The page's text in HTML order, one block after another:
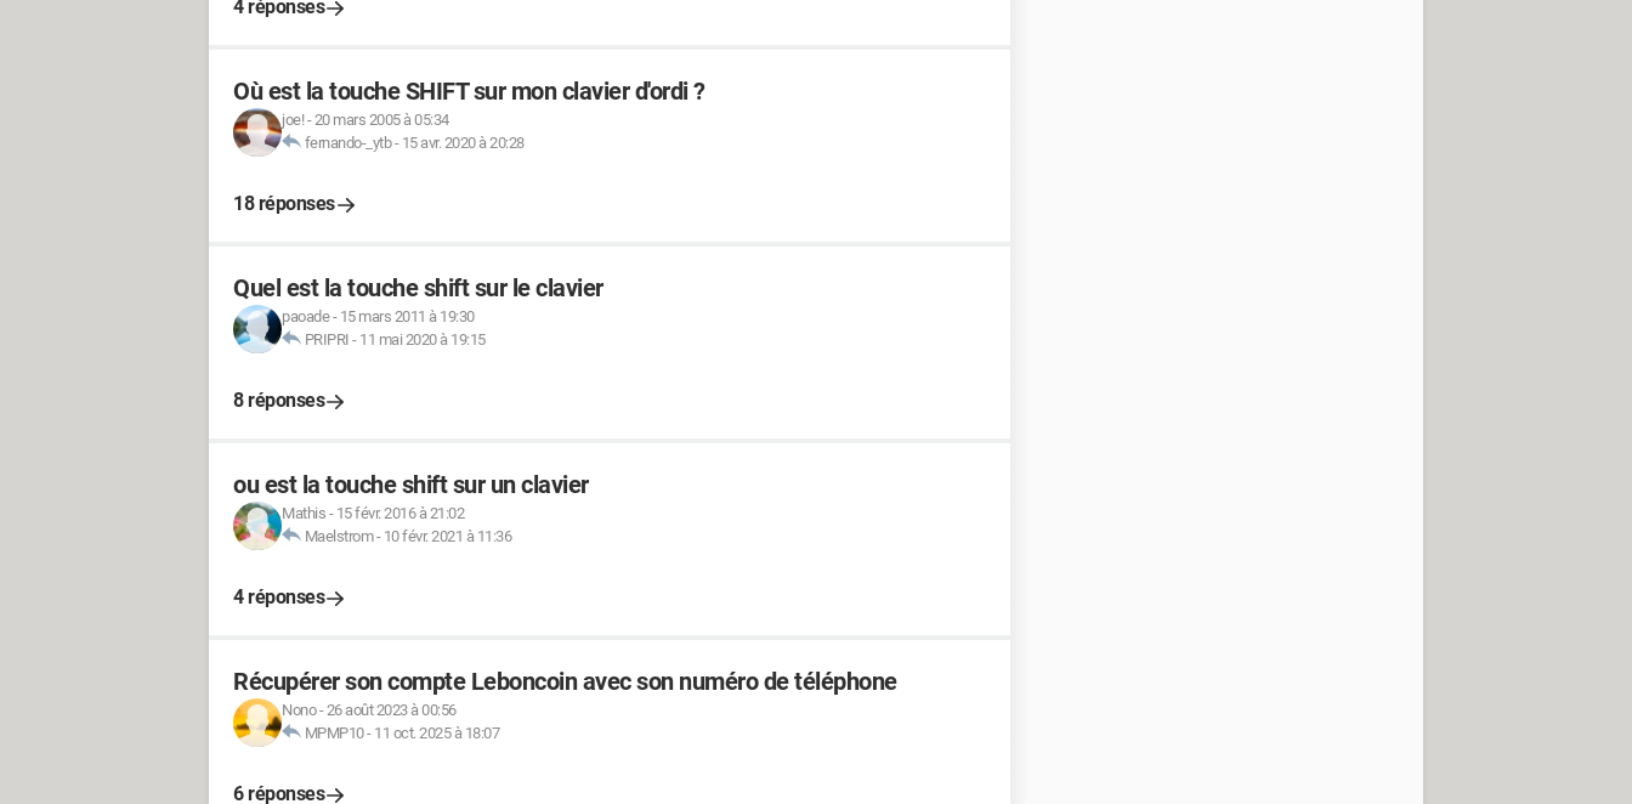
4 réponses
Où est la touche SHIFT sur mon clavier d'ordi ?
joe!-20 mars 2005 à 05:34
fernando-_ytb- 15 avr. 2020 à 20:28
18 réponses
Quel est la touche shift sur le clavier
paoade- 15 mars 2011 à 19:30
PRIPRI - 11 mai 2020 à 19:15
8 réponses
ou est la touche shift sur un clavier
Mathis - 15 févr. 2016 à 21:02
Maelstrom- 10 févr. 2021 à 11:36
4 réponses
Récupérer son compte Leboncoin avec son numéro de téléphone
Nono-26 août 2023 à 00:56
MPMP10- 11 oct. 2025 à 18:07
6 réponses